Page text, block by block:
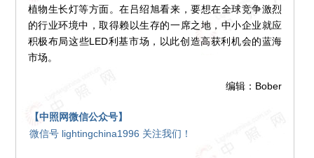
植物生长灯等方面。在吕绍旭看来，要想在全球竞争激烈
的行业环境中，取得赖以生存的一席之地，中小企业就应
积极布局这些LED利基市场，以此创造高获利机会的蓝海
市场。
编辑：Bober
【中照网微信公众号】
微信号 lightingchina1996 关注我们！